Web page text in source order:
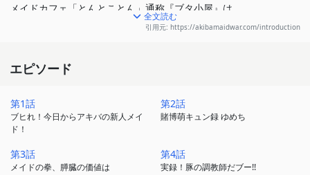
メイドカフェ「とんとことん」通称『ブタ小屋』は、
一緒に入店した新人メイドは破天荒さんで、
推しメイドや調教師、 秋葉外生命体も現れて、
赤バットはフルスイング！
これは、 全てのご主人さまとお嬢さまに贈る、
全文読む
引用元: https://akibamaidwar.com/introduction
エピソード
第1話
ブヒれ！今日からアキバの新人メイ
ド！
第2話
賭博萌キュン録 ゆめち
第3話
メイドの拳、膵臓の価値は
第4話
実録！豚の調教師だブー!!